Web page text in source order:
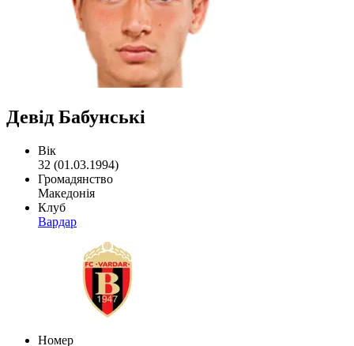
Девід Бабунські
Вік
32 (01.03.1994)
Громадянство
Македонія
Клуб
Вардар
Номер